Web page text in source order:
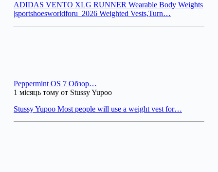
ADIDAS VENTO XLG RUNNER Wearable Body Weights
|sportshoesworldforu_2026 Weighted Vests,Turn…
Peppermint OS 7 Обзор…
1 місяць тому от Stussy Yupoo
Stussy Yupoo Most people will use a weight vest for…